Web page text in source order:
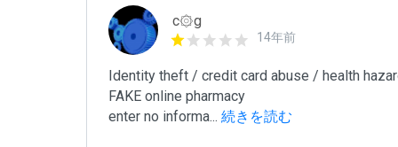
c۞g
14年前
Identity theft / credit card abuse / health
FAKE online pharmacy
enter no informa... 続きを読む